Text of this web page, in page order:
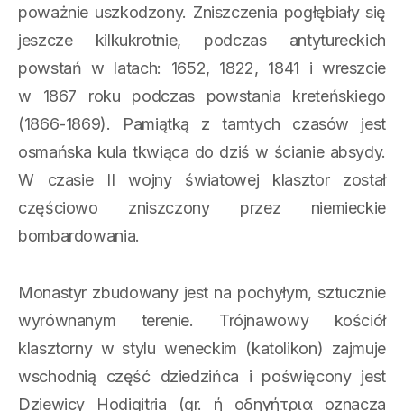
poważnie uszkodzony. Zniszczenia pogłębiały się
jeszcze kilkukrotnie, podczas antytureckich
powstań w latach: 1652, 1822, 1841 i wreszcie
w 1867 roku podczas powstania kreteńskiego
(1866-1869). Pamiątką z tamtych czasów jest
osmańska kula tkwiąca do dziś w ścianie absydy.
W czasie II wojny światowej klasztor został
częściowo zniszczony przez niemieckie
bombardowania.
Monastyr zbudowany jest na pochyłym, sztucznie
wyrównanym terenie. Trójnawowy kościół
klasztorny w stylu weneckim (katolikon) zajmuje
wschodnią część dziedzińca i poświęcony jest
Dziewicy Hodigitria (gr. ή oδηγήτρια oznacza